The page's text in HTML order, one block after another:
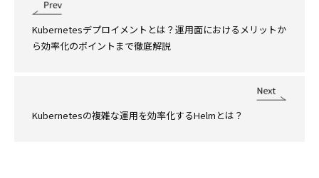
Kubernetesデプロイメントとは？運用面におけるメリットか
ら効率化のポイントまで徹底解説
Kubernetesの複雑な運用を効率化するHelmとは？